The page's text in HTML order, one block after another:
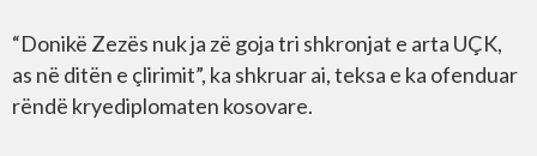
“Donikë Zezës nuk ja zë goja tri shkronjat e arta UÇK,
as në ditën e çlirimit”, ka shkruar ai, teksa e ka ofenduar
rëndë kryediplomaten kosovare.